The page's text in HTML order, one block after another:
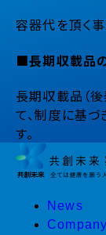
容器代を頂く
■長期収載品
長期収載品（
て、制度に基
す。
News